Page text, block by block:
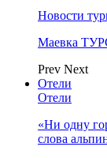
Новости
Маевка
Prev Next
Отели
Отели
«Ни одну
слова